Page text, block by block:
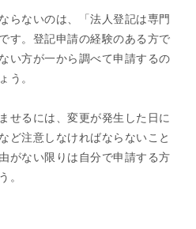
らないのは、「法人登記は専門
す。登記申請の経験のある方で
い方が一から調べて申請するの
う。
せるには、変更が発生した日に
ど注意しなければならないこと
がない限りは自分で申請する方
。